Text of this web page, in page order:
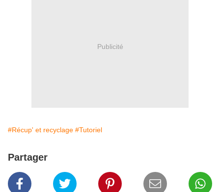
Publicité
#Récup' et recyclage #Tutoriel
Partager